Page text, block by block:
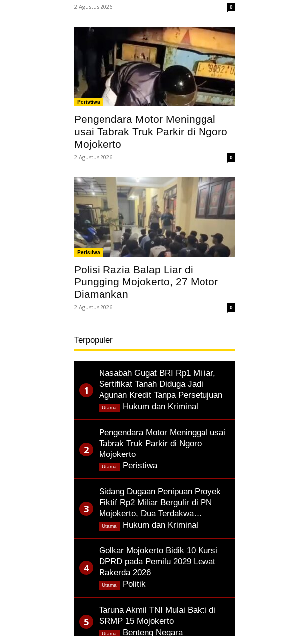
2 Agustus 2026 0
Peristiwa
Pengendara Motor Meninggal
usai Tabrak Truk Parkir di Ngoro
Mojokerto
2 Agustus 2026 0
Peristiwa
Polisi Razia Balap Liar di
Pungging Mojokerto, 27 Motor
Diamankan
2 Agustus 2026 0
Terpopuler
Nasabah Gugat BRI Rp1 Miliar,
Sertifikat Tanah Diduga Jadi
Agunan Kredit Tanpa Persetujuan
Hukum dan Kriminal
Utama
Pengendara Motor Meninggal usai
Tabrak Truk Parkir di Ngoro
Mojokerto
Peristiwa,
Utama
Sidang Dugaan Penipuan Proyek
Fiktif Rp2 Miliar Bergulir di PN
Mojokerto, Dua Terdakwa…
Hukum dan Kriminal
Utama
Golkar Mojokerto Bidik 10 Kursi
DPRD pada Pemilu 2029 Lewat
Rakerda 2026
Politik
Utama
Taruna Akmil TNI Mulai Bakti di
SRMP 15 Mojokerto
Benteng Negara,
Utama